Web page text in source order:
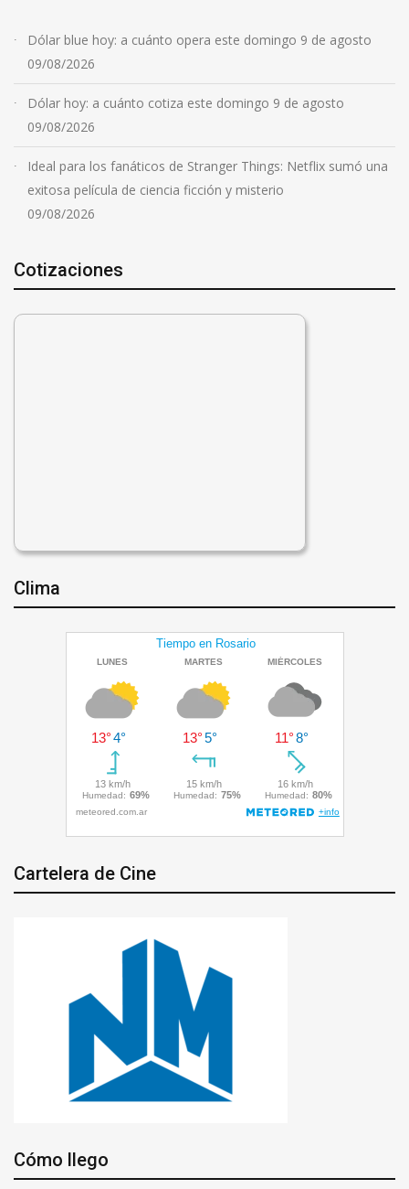
Dólar blue hoy: a cuánto opera este domingo 9 de agosto
09/08/2026
Dólar hoy: a cuánto cotiza este domingo 9 de agosto
09/08/2026
Ideal para los fanáticos de Stranger Things: Netflix sumó una
exitosa película de ciencia ficción y misterio
09/08/2026
Cotizaciones
Clima
Cartelera de Cine
Cómo llego